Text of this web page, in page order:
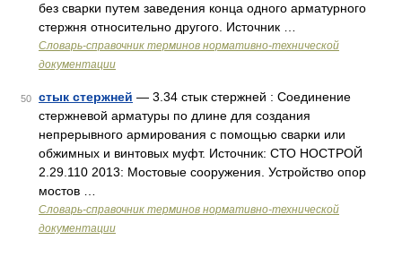
без сварки путем заведения конца одного арматурного
стержня относительно другого. Источник …
Словарь-справочник терминов нормативно-технической
документации
50 стык стержней — 3.34 стык стержней : Соединение
стержневой арматуры по длине для создания
непрерывного армирования с помощью сварки или
обжимных и винтовых муфт. Источник: СТО НОСТРОЙ
2.29.110 2013: Мостовые сооружения. Устройство опор
мостов …
Словарь-справочник терминов нормативно-технической
документации